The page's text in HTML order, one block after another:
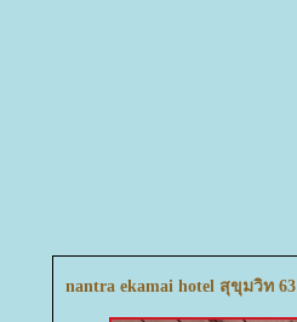
nantra ekamai hotel สุขุมวิท 63